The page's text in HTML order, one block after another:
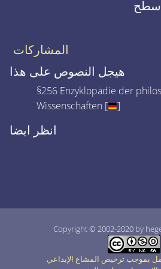
سطح
المشاركات
هيجل النصوص على هذا
§256 Enzyklopädie der
Wissenschaften [
]
انظر ايضا
Copyright © 2002-2020 by